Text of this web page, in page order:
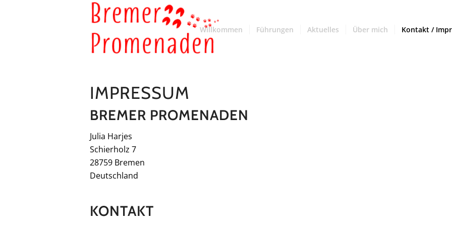
Willkommen Führungen Aktuelles Über mich Kontakt /
IMPRESSUM
BREMER PROMENADEN
Julia Harjes
Schierholz 7
28759 Bremen
Deutschland
KONTAKT